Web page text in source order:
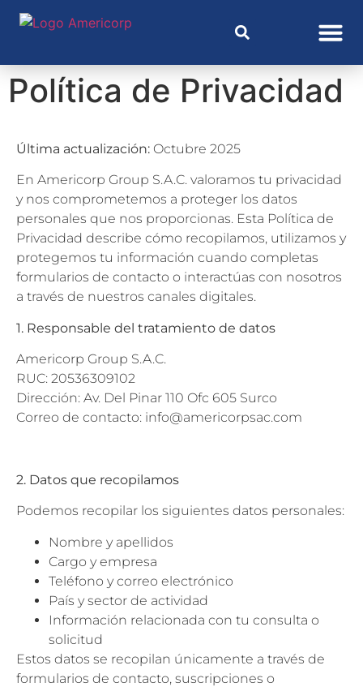
Política de Privacidad
Última actualización: Octubre 2025
En Americorp Group S.A.C. valoramos tu privacidad
y nos comprometemos a proteger los datos
personales que nos proporcionas. Esta Política de
Privacidad describe cómo recopilamos, utilizamos y
protegemos tu información cuando completas
formularios de contacto o interactúas con nosotros
a través de nuestros canales digitales.
1. Responsable del tratamiento de datos
Americorp Group S.A.C.
RUC: 20536309102
Dirección: Av. Del Pinar 110 Ofc 605 Surco
Correo de contacto: info@americorpsac.com
2. Datos que recopilamos
Podemos recopilar los siguientes datos personales:
Nombre y apellidos
Cargo y empresa
Teléfono y correo electrónico
País y sector de actividad
Información relacionada con tu consulta o
solicitud
Estos datos se recopilan únicamente a través de
formularios de contacto, suscripciones o